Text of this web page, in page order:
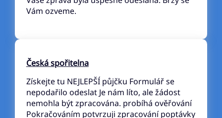
Vám ozveme.
Česká spořitelna
Získejte tu NEJLEPŠÍ půjčku Formulář se
nepodařilo odeslat Je nám líto, ale žádost
nemohla být zpracována. probíhá ověřování
Pokračováním potvrzuji zpracování poptávky